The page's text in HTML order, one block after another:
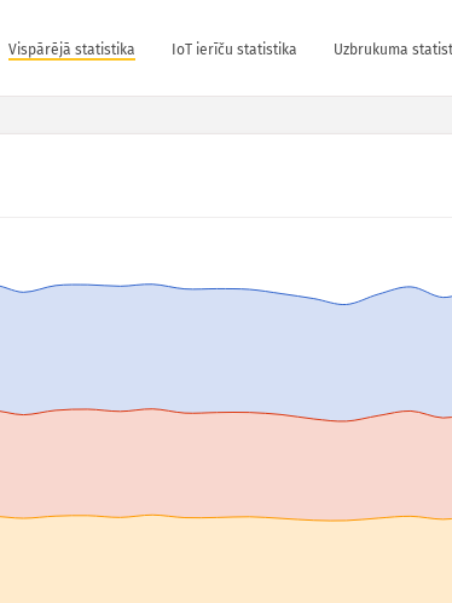
Vispārējā statistika IoT ierīču statistika Uzbrukuma